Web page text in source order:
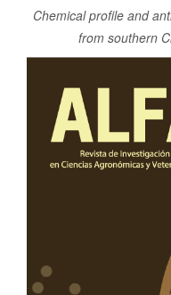
e
i
p
a
Chemical profile and
from southern
lateral
artículo